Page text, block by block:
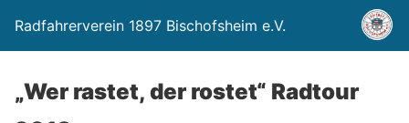
Radfahrerverein 1897 Bischofsheim e.V.
„Wer rastet, der rostet“ Radtour